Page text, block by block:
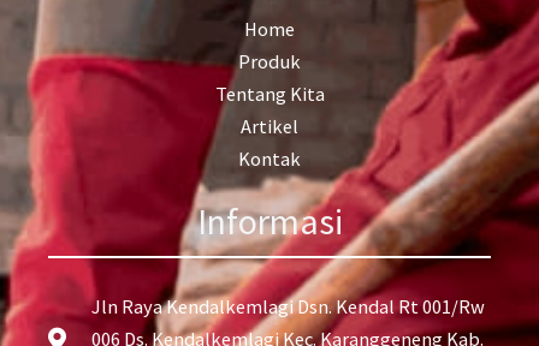
Home
Produk
Tentang Kita
Artikel
Kontak
Informasi
Jln Raya Kendalkemlagi Dsn. Kendal Rt 001/Rw
006 Ds. Kendalkemlagi Kec. Karanggeneng Kab.